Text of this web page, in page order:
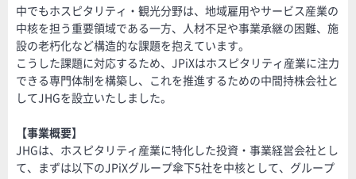
中でもホスピタリティ・観光分野は、地域雇用やサービス産業の
中核を担う重要領域である一方、人材不足や事業承継の困難、施
設の老朽化など構造的な課題を抱えています。
こうした課題に対応するため、JPiXはホスピタリティ産業に注力
できる専門体制を構築し、これを推進するための中間持株会社と
してJHGを設立いたしました。
【事業概要】
JHGは、ホスピタリティ産業に特化した投資・事業経営会社とし
て、まずは以下のJPiXグループ傘下5社を中核として、グループ